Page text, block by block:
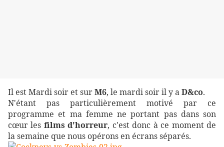
Il est Mardi soir et surM6, le mardi soir il y aD&co.
N'étant pas particulièrement motivé par ce
programme et ma femme ne portant pas dans son
cœur les films d'horreur, c'est donc à ce moment de
la semaine que nous opérons en écrans séparés.